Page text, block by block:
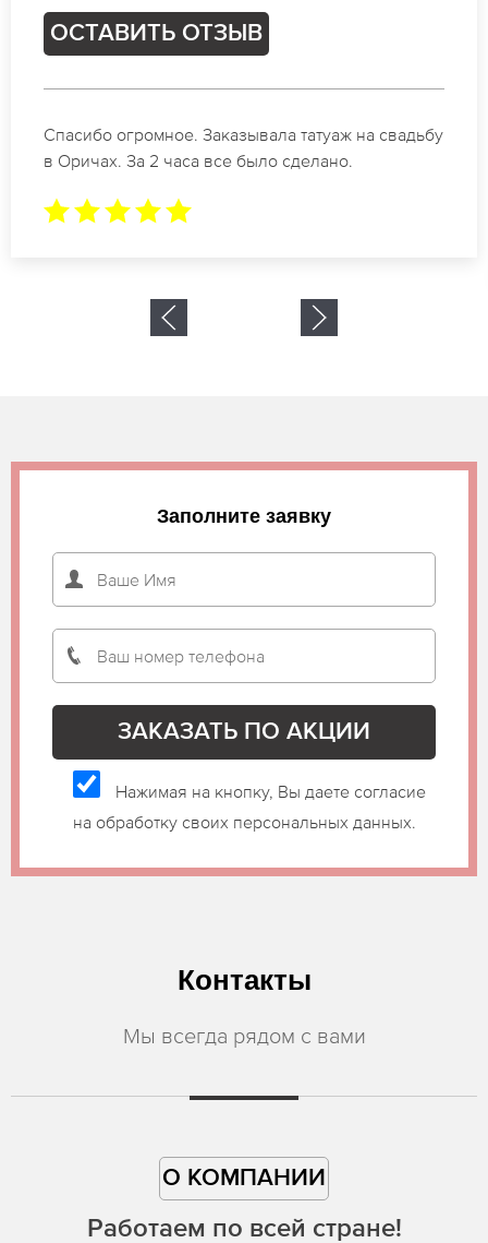
ОСТАВИТЬ ОТЗЫВ
Отличные специалисты своего дела по
коррекции бровей в Оричах. Замечательный
Заполните заявку
Нажимая на кнопку, Вы даете согласие
на обработку своих персональных данных.
Контакты
Мы всегда рядом с вами
О КОМПАНИИ
Работаем по всей стране!